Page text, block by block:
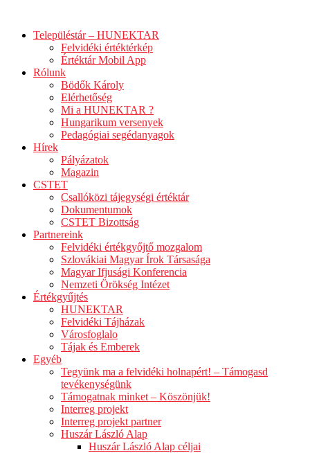
tartalomhozTelepüléstár – HUNEKTAR
Felvidéki értéktérkép
Értéktár Mobil App
Rólunk
Bödők Károly
Elérhetőség
Mi a HUNEKTAR ?
Hungarikum versenyek
Pedagógiai segédanyagok
Hírek
Pályázatok
Magazin
CSTET
Csallóközi tájegységi értéktár
Dokumentumok
CSTET Bizottság
Partnereink
Felvidéki értékgyőjtő mozgalom
Szlovákiai Magyar Írok Társasága
Magyar Ifjusági Konferencia
Nemzeti Örökség Intézet
Értékgyűjtés
HUNEKTAR
Felvidéki Tájházak
Városfoglalo
Tájak és Emberek
Egyéb
Tegyünk ma a felvidéki holnapért! – Támogasd
tevékenységünk
Támogatnak minket – Köszönjük!
Interreg projekt
Interreg projekt partner
Huszár László Alap
Huszár László Alap céljai